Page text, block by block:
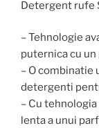
Detergent rufe
– Tehnologie
puternica cu
– O combinatie
detergenti
– Cu
lenta a unui